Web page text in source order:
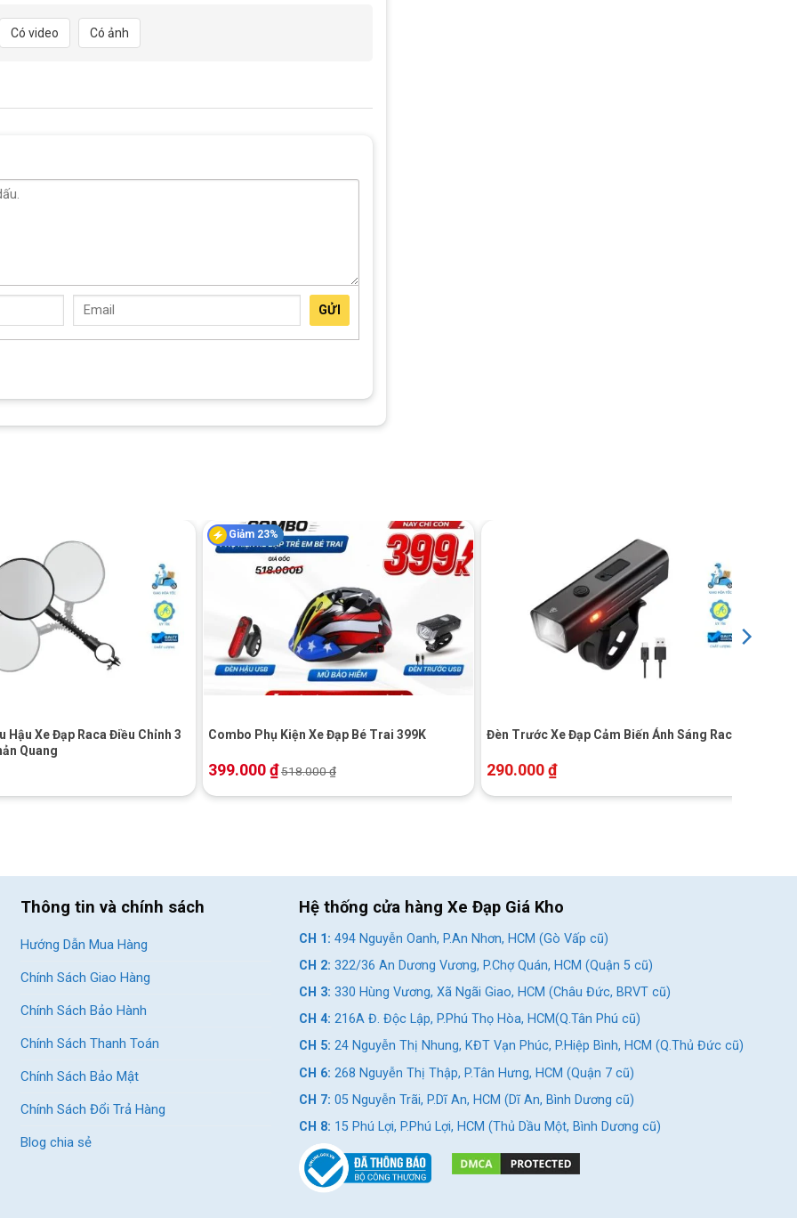
đặt mà không cần đến các công cụ phức tạp.
₫
Giảm 23%
+
518.000₫
Giảm 23%
+
518.000₫
nhau, từ ánh sáng liên tục đến nhấp nháy. Bạn có thể dễ dàng
DC918
các phương tiện phía sau dễ dàng nhận thấy bạn, giảm nguy
kiện ánh sáng yếu, sản phẩm này trở thành người bạn đồng
những tuyến đường đông đúc hoặc xa lạ. Bạn sẽ luôn yên
Có video Có ảnh
GỬI
Hậu Xe Đạp Raca Điều Chỉnh 3
Quang
Giảm 23%
+
Combo Phụ Kiện Xe Đạp Bé Trai 399K
399.000₫518.000₫
Đèn Trước Xe Đạp Cảm Biến Ánh Sáng Raca
290.000₫
Thông tin và chính sách
Hướng Dẫn Mua Hàng
Chính Sách Giao Hàng
Chính Sách Bảo Hành
Chính Sách Thanh Toán
Chính Sách Bảo Mật
Chính Sách Đổi Trả Hàng
Blog chia sẻ
Hệ thống cửa hàng Xe Đạp Giá Kho
CH 1: 494 Nguyễn Oanh, P.An Nhơn, HCM (Gò Vấp cũ)
CH 2: 322/36 An Dương Vương, P.Chợ Quán, HCM (Quận 5 cũ)
CH 3: 330 Hùng Vương, Xã Ngãi Giao, HCM (Châu Đức, BRVT cũ)
CH 4: 216A Đ. Độc Lập, P.Phú Thọ Hòa, HCM(Q.Tân Phú cũ)
CH 5: 24 Nguyễn Thị Nhung, KĐT Vạn Phúc, P.Hiệp Bình, HCM (Q.Thủ Đức cũ)
CH 6: 268 Nguyễn Thị Thập, P.Tân Hưng, HCM (Quận 7 cũ)
CH 7: 05 Nguyễn Trãi, P.Dĩ An, HCM (Dĩ An, Bình Dương cũ)
CH 8: 15 Phú Lợi, P.Phú Lợi, HCM (Thủ Dầu Một, Bình Dương cũ)